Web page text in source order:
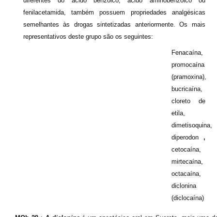
fenilacetamida, também possuem propriedades analgésicas
semelhantes às drogas sintetizadas anteriormente. Os mais
representativos deste grupo são os seguintes:
Fenacaína,
promocaína
(pramoxina),
bucricaína,
cloreto de
etila,
dimetisoquina,
diperodon ,
cetocaína,
mirtecaína,
octacaína,
diclonina
(diclocaína)